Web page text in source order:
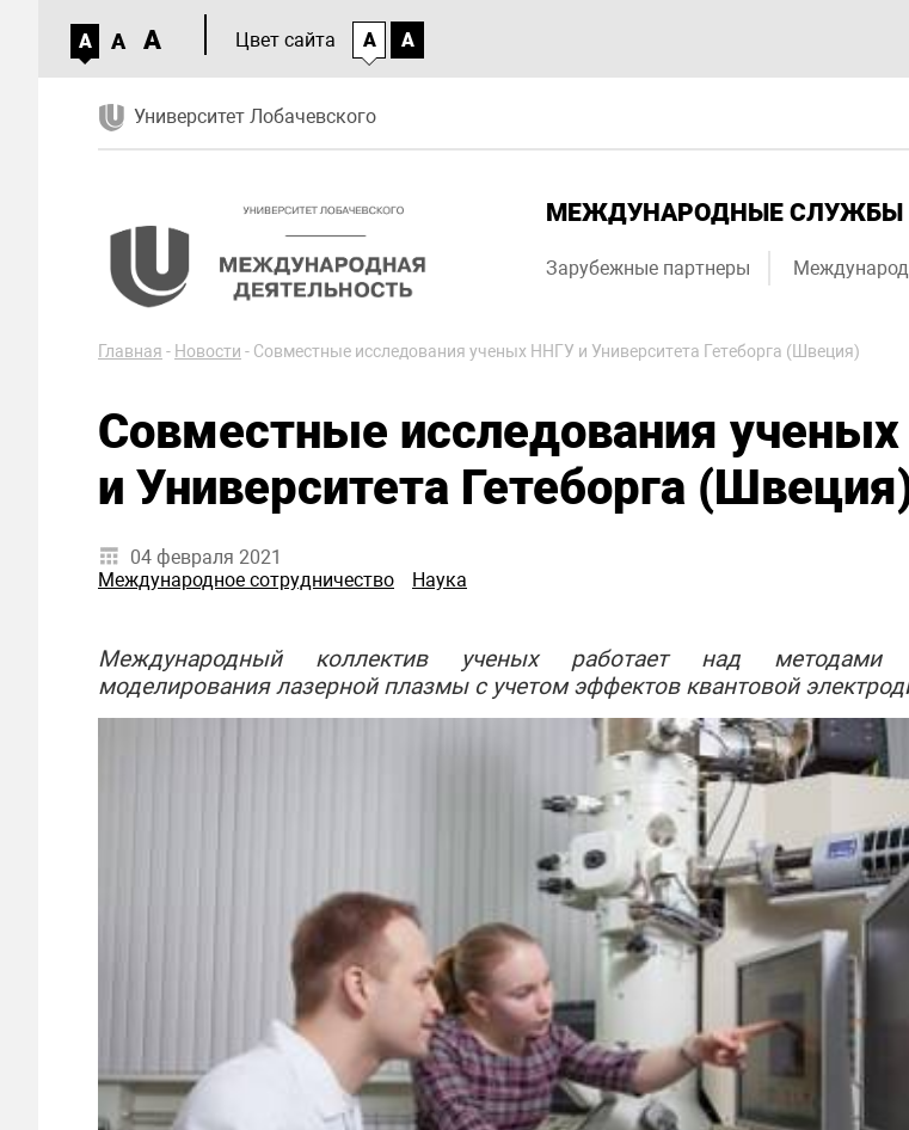
A A A Цвет сайта A A
Университет Лобачевского
МЕЖДУНАРОДНЫЕ СЛУЖБЫ
Зарубежные партнеры
Главная - Новости - Совместные исследования ученых ННГУ и Университета Гетеборга (Швеция)
Совместные исследования
и Университета Гетеборга
04 февраля 2021
Международное сотрудничество
Наука
Международный коллектив ученых работает над методами
моделирования лазерной плазмы с учетом эффектов квантовой